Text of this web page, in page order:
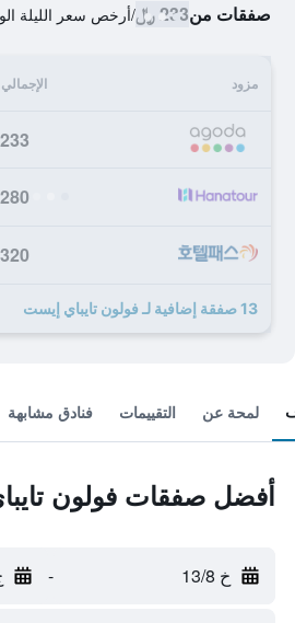
صفقات من233 ﷼ /أرخص سعر الليلة
مزود
233 ﷼
280 ﷼
320 ﷼
13 صفقة إضافية لـ فولون تايباي إيست
لمحة عن التقييمات فنادق مشابهة
أفضل صفقات فولون
خ 13/8 -